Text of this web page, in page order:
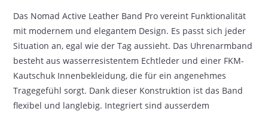
Das Nomad Active Leather Band Pro vereint Funktionalität
mit modernem und elegantem Design. Es passt sich jeder
Situation an, egal wie der Tag aussieht. Das Uhrenarmband
besteht aus wasserresistentem Echtleder und einer FKM-
Kautschuk Innenbekleidung, die für ein angenehmes
Tragegefühl sorgt. Dank dieser Konstruktion ist das Band
flexibel und langlebig. Integriert sind ausserdem